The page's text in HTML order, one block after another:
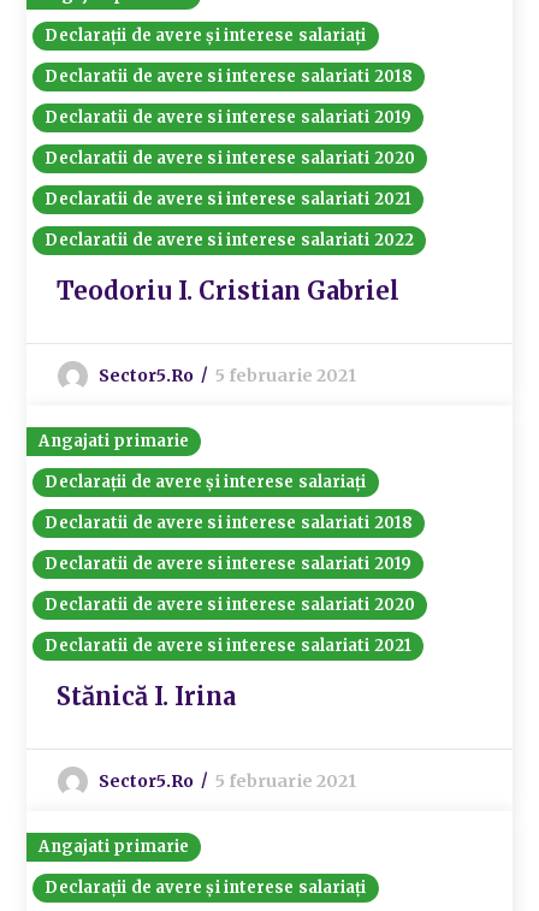
Declarații de avere și interese salariați
Declaratii de avere si interese salariati 2018
Declaratii de avere si interese salariati 2019
Declaratii de avere si interese salariati 2020
Declaratii de avere si interese salariati 2021
Declaratii de avere si interese salariati 2022
Teodoriu I. Cristian Gabriel
Sector5.ro 5 februarie 2021
Angajati primarie
Declarații de avere și interese salariați
Declaratii de avere si interese salariati 2018
Declaratii de avere si interese salariati 2019
Declaratii de avere si interese salariati 2020
Declaratii de avere si interese salariati 2021
Stănică I. Irina
Sector5.ro 5 februarie 2021
Angajati primarie
Declarații de avere și interese salariați